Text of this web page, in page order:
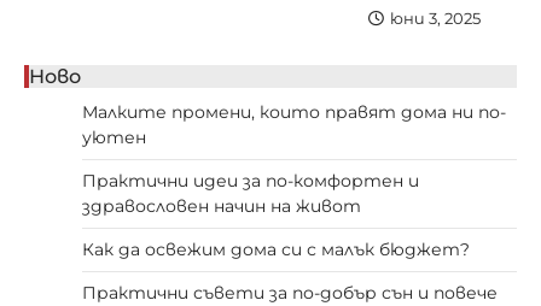
юни 3, 2025
Ново
Малките промени, които правят дома ни по-
уютен
Практични идеи за по-комфортен и
здравословен начин на живот
Как да освежим дома си с малък бюджет?
Практични съвети за по-добър сън и повече